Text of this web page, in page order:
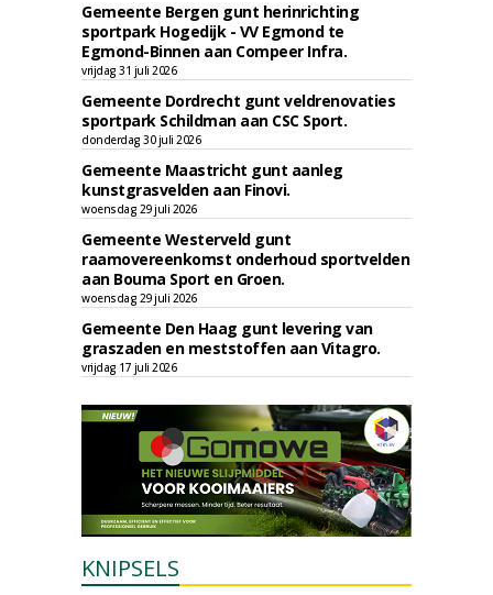
Gemeente Bergen gunt herinrichting
sportpark Hogedijk - VV Egmond te
Egmond-Binnen aan Compeer Infra.
vrijdag 31 juli 2026
Gemeente Dordrecht gunt veldrenovaties
sportpark Schildman aan CSC Sport.
donderdag 30 juli 2026
Gemeente Maastricht gunt aanleg
kunstgrasvelden aan Finovi.
woensdag 29 juli 2026
Gemeente Westerveld gunt
raamovereenkomst onderhoud sportvelden
aan Bouma Sport en Groen.
woensdag 29 juli 2026
Gemeente Den Haag gunt levering van
graszaden en meststoffen aan Vitagro.
vrijdag 17 juli 2026
KNIPSELS